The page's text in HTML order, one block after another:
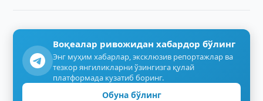
Воқеалар ривожидан хабардор бўлинг
Энг муҳим хабарлар, эксклюзив репортажлар ва
тезкор янгиликларни ўзингизга қулай
платформада кузатиб боринг.
Обуна бўлинг